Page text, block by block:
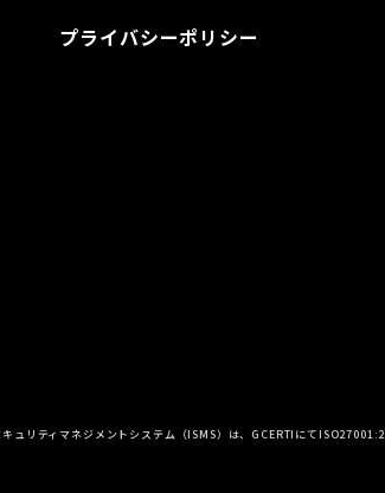
プライバシーポリシー
ュリティマネジメントシステム（ISMS）は、GCERTIにて